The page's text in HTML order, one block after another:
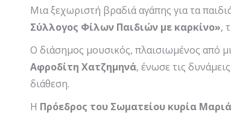
Μια ξεχωριστή βραδιά αγάπης για τα
Σύλλογος Φίλων Παιδιών με καρκίνο»,
Ο διάσημος μουσικός, πλαισιωμένος από
Αφροδίτη Χατζημηνά, ένωσε τις
διάθεση.
Η Πρόεδρος του Σωματείου κυρία